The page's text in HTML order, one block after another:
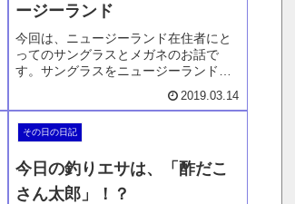
ージーランド
今回は、ニュージーランド在住者にと
ってのサングラスとメガネのお話で
す。サングラスをニュージーランドで
サングラスやメガネを準備していくこ
す。ニュージーランド留学やワーホリ
考になれば嬉しいです。
2019.03.14
その日の日記
今日の釣りエサは、「酢だこ
さん太郎」！？